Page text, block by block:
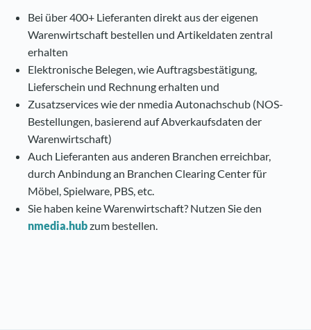
Bei über 400+ Lieferanten direkt aus der eigenen
Warenwirtschaft bestellen und Artikeldaten zentral
erhalten
Elektronische Belegen, wie Auftragsbestätigung,
Lieferschein und Rechnung erhalten und
Zusatzservices wie der nmedia Autonachschub (NOS-
Bestellungen, basierend auf Abverkaufsdaten der
Warenwirtschaft)
Auch Lieferanten aus anderen Branchen erreichbar,
durch Anbindung an Branchen Clearing Center für
Möbel, Spielware, PBS, etc.
Sie haben keine Warenwirtschaft? Nutzen Sie den
nmedia.hubzum bestellen.